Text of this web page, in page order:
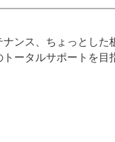
ンス、ちょっとした
ータルサポートを目